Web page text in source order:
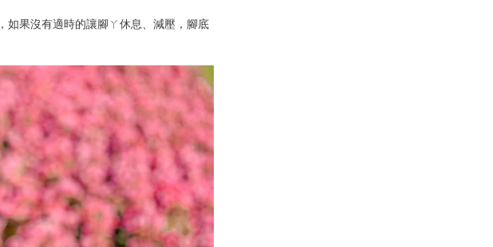
如果沒有適時的讓腳ㄚ休息、減壓，腳底